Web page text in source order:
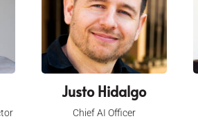
Justo Hidalgo
Chief AI Officer